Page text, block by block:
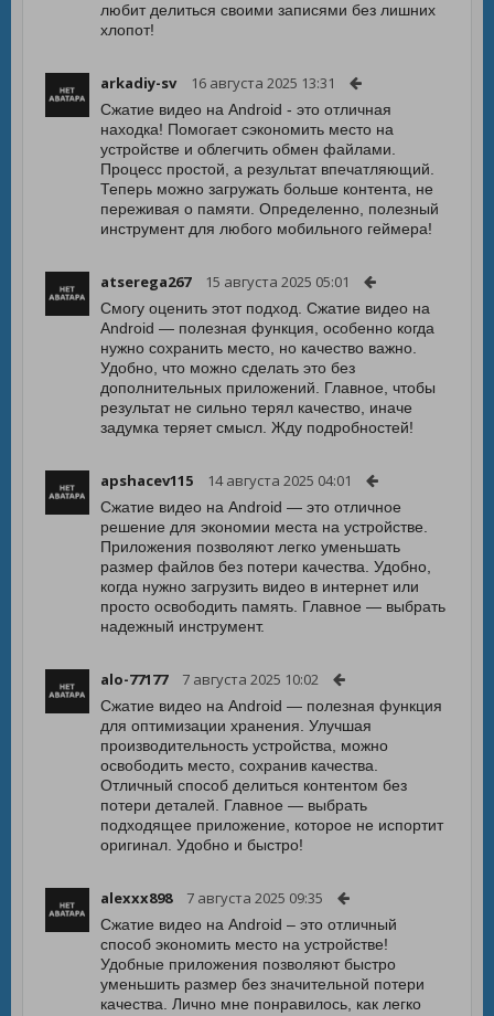
любит делиться своими записями без лишних
хлопот!
arkadiy-sv 16 августа 2025 13:31
Сжатие видео на Android - это отличная
находка! Помогает сэкономить место на
устройстве и облегчить обмен файлами.
Процесс простой, а результат впечатляющий.
Теперь можно загружать больше контента, не
переживая о памяти. Определенно, полезный
инструмент для любого мобильного геймера!
atserega267 15 августа 2025 05:01
Смогу оценить этот подход. Сжатие видео на
Android — полезная функция, особенно когда
нужно сохранить место, но качество важно.
Удобно, что можно сделать это без
дополнительных приложений. Главное, чтобы
результат не сильно терял качество, иначе
задумка теряет смысл. Жду подробностей!
apshacev115 14 августа 2025 04:01
Сжатие видео на Android — это отличное
решение для экономии места на устройстве.
Приложения позволяют легко уменьшать
размер файлов без потери качества. Удобно,
когда нужно загрузить видео в интернет или
просто освободить память. Главное — выбрать
надежный инструмент.
alo-77177 7 августа 2025 10:02
Сжатие видео на Android — полезная функция
для оптимизации хранения. Улучшая
производительность устройства, можно
освободить место, сохранив качества.
Отличный способ делиться контентом без
потери деталей. Главное — выбрать
подходящее приложение, которое не испортит
оригинал. Удобно и быстро!
alexxx898 7 августа 2025 09:35
Сжатие видео на Android – это отличный
способ экономить место на устройстве!
Удобные приложения позволяют быстро
уменьшить размер без значительной потери
качества. Лично мне понравилось, как легко